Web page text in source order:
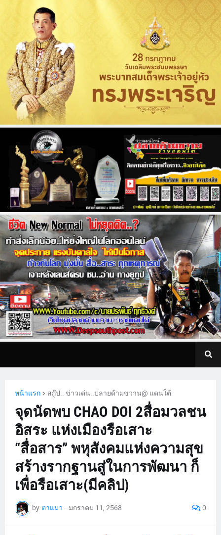
หน้าแรก สกู๊ป.. ข่าวเด่น..ปลายด้ามขวาน@ แดนใต้
จุดนัดพบ CHAO DOI 2สื่อมวลชน
อิสระ แห่งเมืองรือเสาะ
“สื่อสาร” พหุสังคมแห่งความสุข
สร้างรากฐานสู่ในการพัฒนา ก็
เพื่อรือเสาะ(มีคลิป)
by ตาแมว - มกราคม 11, 2568 0